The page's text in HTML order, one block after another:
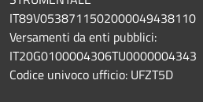
IT89V0538711502000049438110
Versamenti da enti pubblici:
IT20G0100004306TU0000004343
Codice univoco ufficio: UFZT5D